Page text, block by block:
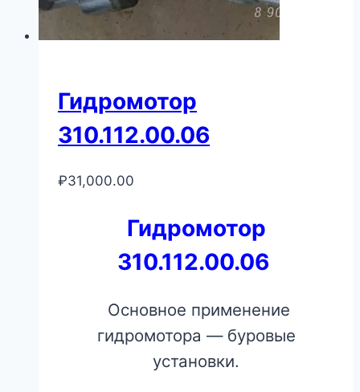
Гидромотор
310.112.00.06
₽31,000.00
Гидромотор
310.112.00.06
Основное применение
гидромотора — буровые
установки.